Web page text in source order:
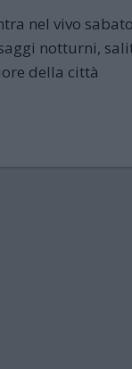
nel vivo
notturni,
della città